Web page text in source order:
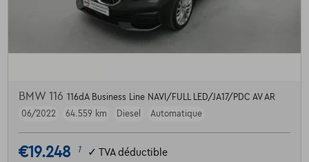
BMW 116 116dA Business Line NAVI/FULL LED/JA17/PDC AV AR
06/2022
64.559 km Diesel Automatique
€19.248 1 ✓ TVA déductible